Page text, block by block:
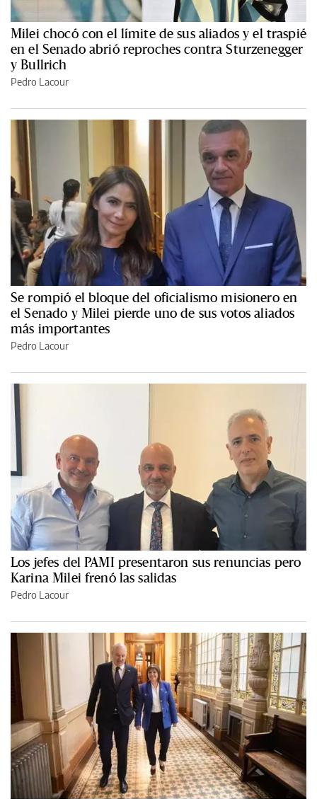
Milei chocó con el límite de sus aliados y el traspié
en el Senado abrió reproches contra Sturzenegger
y Bullrich
Pedro Lacour
Se rompió el bloque del oficialismo misionero en
el Senado y Milei pierde uno de sus votos aliados
más importantes
Pedro Lacour
Los jefes del PAMI presentaron sus renuncias pero
Karina Milei frenó las salidas
Pedro Lacour